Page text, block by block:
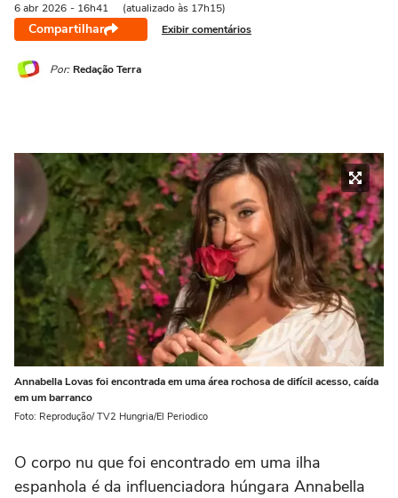
6 abr 2026 - 16h41 (atualizado às 17h15)
Compartilhar Exibir comentários
Por: Redação Terra
Annabella Lovas foi encontrada em uma área rochosa de difícil acesso, caída
em um barranco
Foto: Reprodução/ TV2 Hungria/El Periodico
O corpo nu que foi encontrado em uma ilha
espanhola é da influenciadora húngara Annabella